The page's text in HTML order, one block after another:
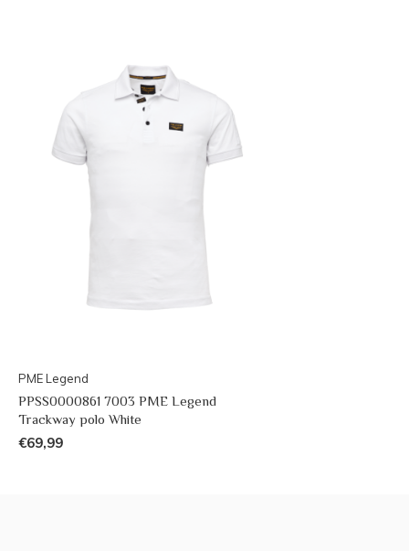
PME Legend
PPSS0000861 7003 PME Legend
Trackway polo White
€69,99